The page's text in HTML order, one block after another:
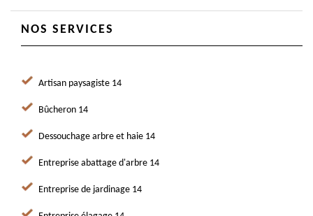
NOS SERVICES
Artisan paysagiste 14
Bûcheron 14
Dessouchage arbre et haie 14
Entreprise abattage d'arbre 14
Entreprise de jardinage 14